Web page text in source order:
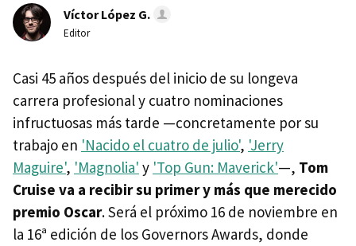
Víctor López G.
Editor
Casi 45 años después del inicio de su longeva
carrera profesional y cuatro nominaciones
infructuosas más tarde —concretamente por su
trabajo en 'Nacido el cuatro de julio', 'Jerry
Maguire', 'Magnolia' y 'Top Gun: Maverick'—, Tom
Cruise va a recibir su primer y más que merecido
premio Oscar. Será el próximo 16 de noviembre en
la 16ª edición de los Governors Awards, donde